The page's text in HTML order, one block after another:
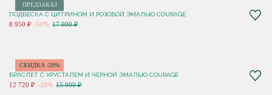
ПРЕДЗАКАЗ
ПОДВЕСКА С ЦИТРИНОМ И РОЗОВОЙ ЭМАЛЬЮ COURAGE
8 950 ₽ -50% 17 900 ₽
СКИДКА -20%
БРАСЛЕТ С ХРУСТАЛЕМ И ЧЕРНОЙ ЭМАЛЬЮ COURAGE
12 720 ₽ -20% 15 900 ₽